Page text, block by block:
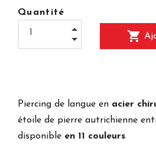
Quantité
shopping_cart
Piercing de langue en acier
étoile de pierre autrichienne
disponible en 11 couleurs